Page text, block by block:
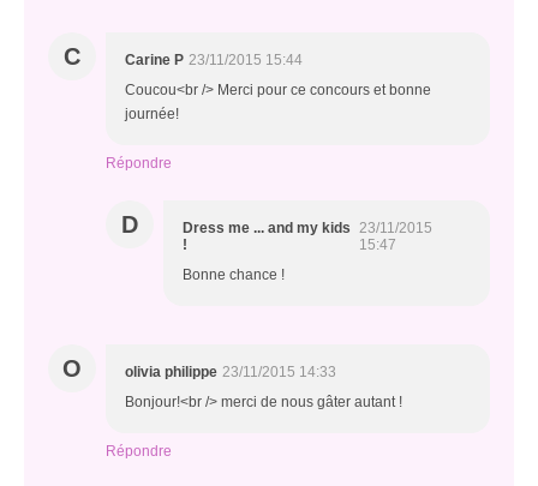
C Carine P 23/11/2015 15:44
Coucou<br /> Merci pour ce concours et bonne
journée!
Répondre
D
Dress me ... and my kids
!
23/11/2015
15:47
Bonne chance !
O olivia philippe 23/11/2015 14:33
Bonjour!<br /> merci de nous gâter autant !
Répondre